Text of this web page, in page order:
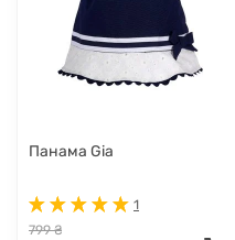
Панама Gia
1
799 ₴